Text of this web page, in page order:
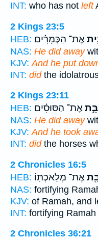
INT: who has not left
2 Kings 23:5
HEB: אֶת־ הַכְּמָרִ֗ים
NAS: He did away
KJV: And he put
INT: didthe
2 Kings 23:11
HEB: אֶת־ הַסּוּסִ֗ים
NAS: He did away
KJV: And he took
INT: didthe horses
2 Chronicles 16:5
HEB: אֶת־ מְלַאכְתּֽוֹ׃
NAS: fortifying
KJV: of Ramah, and
INT: fortifying Ramah
2 Chronicles 36:21